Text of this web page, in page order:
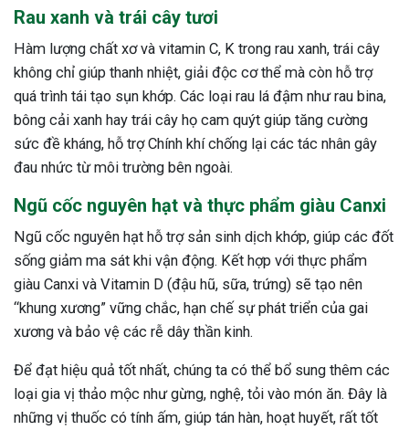
Rau xanh và trái cây tươi
Hàm lượng chất xơ và vitamin C, K trong rau xanh, trái cây
không chỉ giúp thanh nhiệt, giải độc cơ thể mà còn hỗ trợ
quá trình tái tạo sụn khớp. Các loại rau lá đậm như rau bina,
bông cải xanh hay trái cây họ cam quýt giúp tăng cường
sức đề kháng, hỗ trợ Chính khí chống lại các tác nhân gây
đau nhức từ môi trường bên ngoài.
Ngũ cốc nguyên hạt và thực phẩm giàu Canxi
Ngũ cốc nguyên hạt hỗ trợ sản sinh dịch khớp, giúp các đốt
sống giảm ma sát khi vận động. Kết hợp với thực phẩm
giàu Canxi và Vitamin D (đậu hũ, sữa, trứng) sẽ tạo nên
“khung xương” vững chắc, hạn chế sự phát triển của gai
xương và bảo vệ các rễ dây thần kinh.
Để đạt hiệu quả tốt nhất, chúng ta có thể bổ sung thêm các
loại gia vị thảo mộc như gừng, nghệ, tỏi vào món ăn. Đây là
những vị thuốc có tính ấm, giúp tán hàn, hoạt huyết, rất tốt